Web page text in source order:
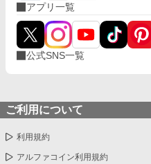
アプリ一覧
公式SNS一覧
ご利用について
利用規約
アルファコイン利用規約